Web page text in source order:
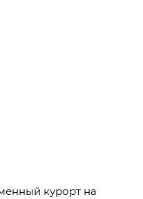
курорт на